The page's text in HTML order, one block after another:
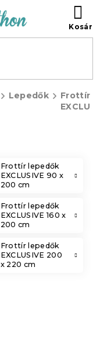
Lepedők
Frottír
Frottír lepedők
EXCLUSIVE 90 x
200 cm
Frottír lepedők
EXCLUSIVE 160 x
200 cm
Frottír lepedők
EXCLUSIVE 200
x 220 cm